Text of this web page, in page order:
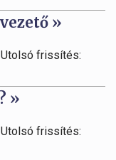
»
frissítés:
»
frissítés: